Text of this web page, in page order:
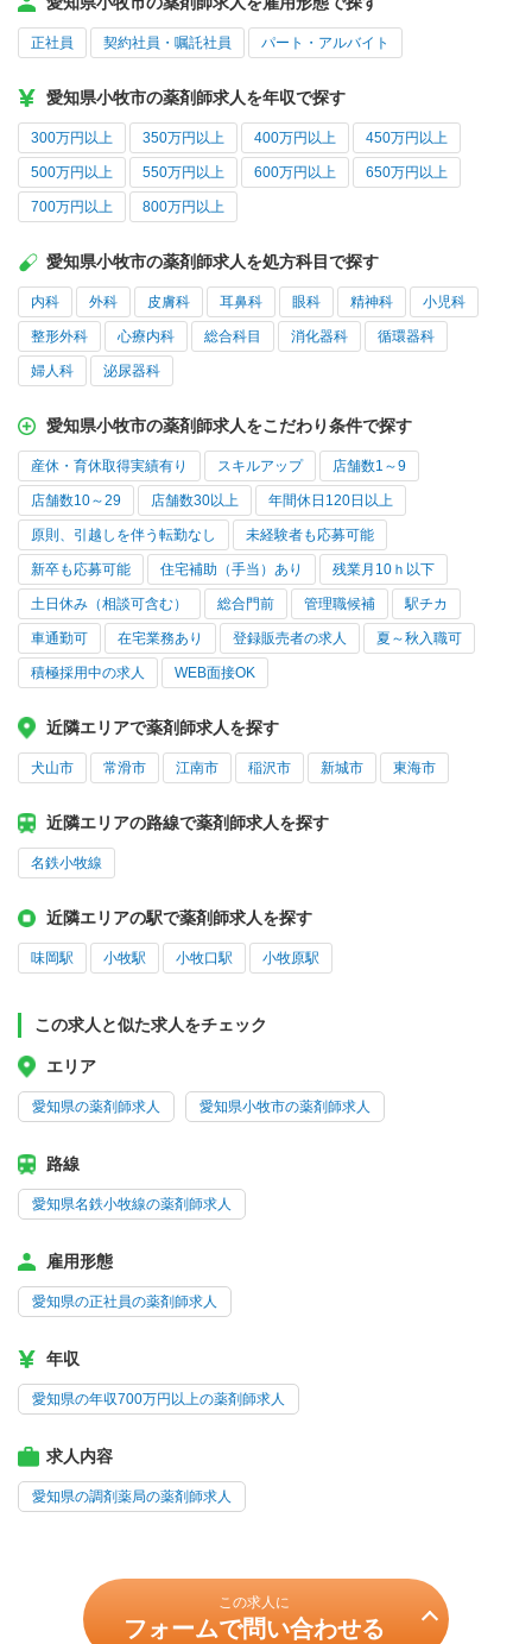
正社員 契約社員・嘱託社員 パート・アルバイト
愛知県小牧市の薬剤師求人を年収で探す
300万円以上 350万円以上 400万円以上 450万円以上
500万円以上 550万円以上 600万円以上 650万円以上
700万円以上 800万円以上
愛知県小牧市の薬剤師求人を処方科目で探す
内科 外科 皮膚科 耳鼻科 眼科 精神科 小児科
整形外科 心療内科 総合科目 消化器科 循環器科
婦人科 泌尿器科
愛知県小牧市の薬剤師求人をこだわり条件で探す
産休・育休取得実績有り スキルアップ 店舗数1～9
店舗数10～29 店舗数30以上 年間休日120日以上
原則、引越しを伴う転勤なし 未経験者も応募可能
新卒も応募可能 住宅補助（手当）あり 残業月10ｈ以下
土日休み（相談可含む） 総合門前 管理職候補 駅チカ
車通勤可 在宅業務あり 登録販売者の求人 夏～秋入職可
積極採用中の求人 WEB面接OK
近隣エリアで薬剤師求人を探す
犬山市 常滑市 江南市 稲沢市 新城市 東海市
近隣エリアの路線で薬剤師求人を探す
名鉄小牧線
近隣エリアの駅で薬剤師求人を探す
味岡駅 小牧駅 小牧口駅 小牧原駅
この求人と似た求人をチェック
エリア
愛知県の薬剤師求人 愛知県小牧市の薬剤師求人
路線
愛知県名鉄小牧線の薬剤師求人
雇用形態
愛知県の正社員の薬剤師求人
年収
愛知県の年収700万円以上の薬剤師求人
求人内容
愛知県の調剤薬局の薬剤師求人
この求人に
フォームで問い合わせる